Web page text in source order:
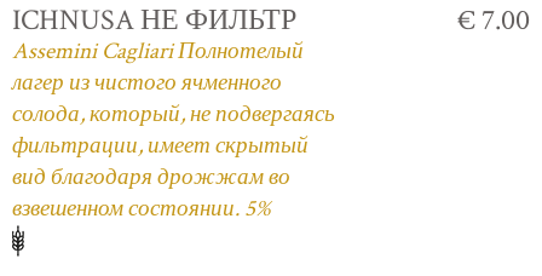
ICHNUSA НЕ ФИЛЬТР
Assemini Cagliari Полнотелый
лагер из чистого ячменного
солода, который, не подвергаясь
фильтрации, имеет скрытый
вид благодаря дрожжам во
взвешенном состоянии. 5%
€ 7.00